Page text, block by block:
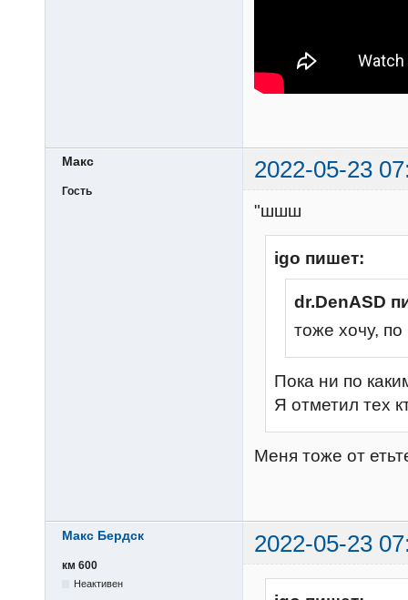
Макс 2022-05-23
Гость
"шшш
igo пишет:
dr.DenASD
тоже хочу,
Пока ни по
Я отметил тех
Меня тоже от
Макс Бердск 2022-05-23
км 600
Неактивен